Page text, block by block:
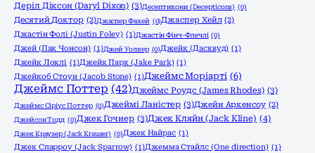
Деріл Діксон (Daryl Dixon) (3)Десептикони (Decepticons) (0)
Десятий Доктор (2)Джаспер Фахей (0)Джаспер Хейл (2)
Джастін Фолі (Justin Foley) (1)Джастін Фінч-Флечлі (0)
Джей (Пак Чонсон) (1)Джей Уолкер (0)Джейк (Дасквуд) (1)
Джейк Локлі (1)Джейк Парк (Jake Park) (1)
Джейкоб Стоун (Jacob Stone) (1)Джеймс Моріарті (6)
Джеймс Поттер (42)Джеймс Роудс (James Rhodes) (3)
Джеймс Сіріус Поттер (0)Джеймі Ланістер (3)Джейн Аркенсоу (2)
Джейсон Тодд (0)Джек Гочнер (3)Джек Кляйн (Jack Kline) (4)
Джек Краузер (Jack Krauser) (0)Джек Найрас (1)
Джек Спарроу (Jack Sparrow) (1)Джемма Стайлс (One direction) (1)